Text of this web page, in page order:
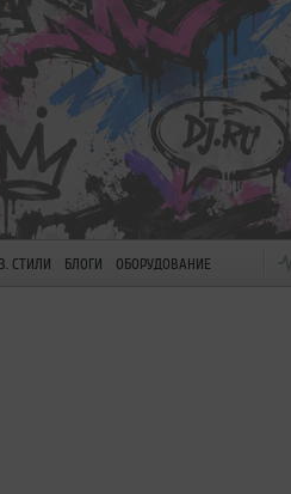
СТИЛИ БЛОГИ ОБОРУДОВАНИЕ